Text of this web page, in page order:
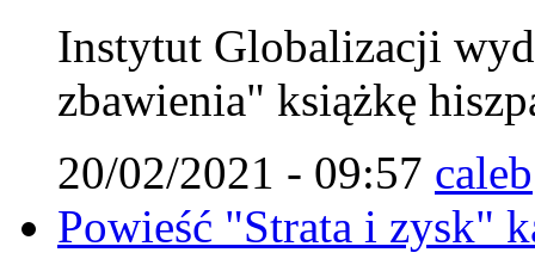
Instytut Globalizacji
zbawienia" książkę
20/02/2021 - 09:57 caleb
Powieść "Strata i zysk"